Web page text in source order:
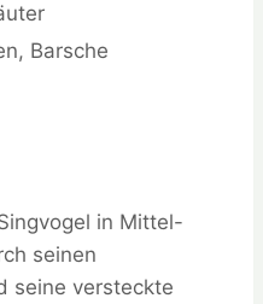
Barsche
in Mittel-
seinen
seine versteckte